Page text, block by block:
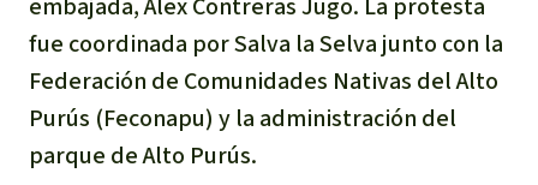
Derechos de la Naturaleza
Bioenergía
Agua
Transparencia
Contacto
Français
Italiano
Português
Latinoamérica
embajada, Alex Contreras Jugo. La protesta
fue coordinada por Salva la Selva junto con la
Federación de Comunidades Nativas del Alto
Purús (Feconapu) y la administración del
parque de Alto Purús.